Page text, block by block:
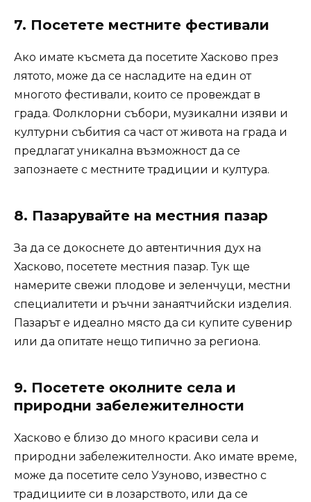
7. Посетете местните фестивали
Ако имате късмета да посетите Хасково през
лятото, може да се насладите на един от
многото фестивали, които се провеждат в
града. Фолклорни събори, музикални изяви и
културни събития са част от живота на града и
предлагат уникална възможност да се
запознаете с местните традиции и култура.
8. Пазарувайте на местния пазар
За да се докоснете до автентичния дух на
Хасково, посетете местния пазар. Тук ще
намерите свежи плодове и зеленчуци, местни
специалитети и ръчни занаятчийски изделия.
Пазарът е идеално място да си купите сувенир
или да опитате нещо типично за региона.
9. Посетете околните села и
природни забележителности
Хасково е близо до много красиви села и
природни забележителности. Ако имате време,
може да посетите село Узуново, известно с
традициите си в лозарството, или да се